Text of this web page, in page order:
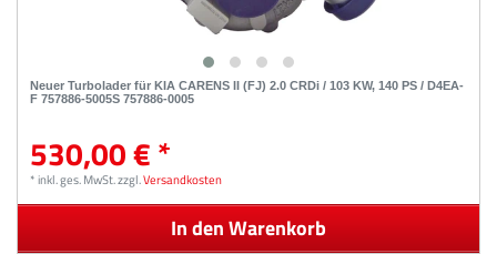
Neuer Turbolader für KIA CARENS II (FJ) 2.0 CRDi / 103 KW, 140 PS / D4EA-
F 757886-5005S 757886-0005
530,00 € *
*inkl. ges. MwSt.zzgl.Versandkosten
In den Warenkorb